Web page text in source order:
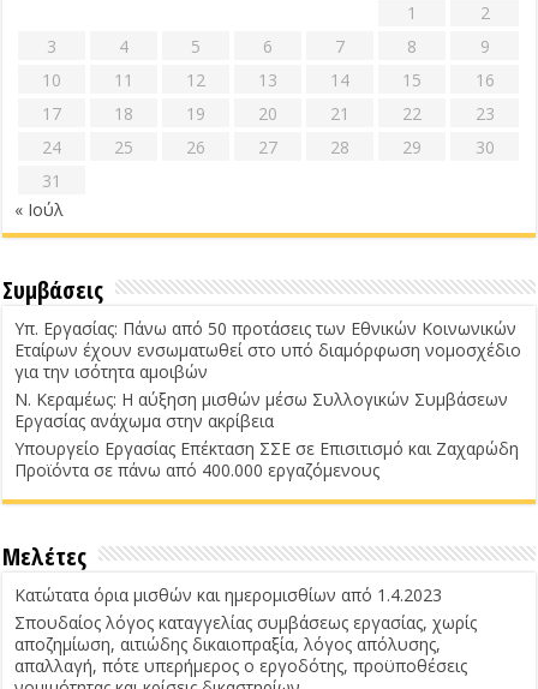
1
2
3
4 5 6 7 8
9
10
11 12 13 14 15
16
17
18 19 20 21 22
23
24
25 26 27 28 29
30
31
« Ιούλ
Συμβάσεις
Υπ. Εργασίας: Πάνω από 50 προτάσεις των Εθνικών Κοινωνικών
Εταίρων έχουν ενσωματωθεί στο υπό διαμόρφωση νομοσχέδιο
για την ισότητα αμοιβών
Ν. Κεραμέως: Η αύξηση μισθών μέσω Συλλογικών Συμβάσεων
Εργασίας ανάχωμα στην ακρίβεια
Υπουργείο Εργασίας Επέκταση ΣΣΕ σε Επισιτισμό και Ζαχαρώδη
Προϊόντα σε πάνω από 400.000 εργαζόμενους
Μελέτες
Κατώτατα όρια μισθών και ημερομισθίων από 1.4.2023
Σπουδαίος λόγος καταγγελίας συμβάσεως εργασίας, χωρίς
αποζημίωση, αιτιώδης δικαιοπραξία, λόγος απόλυσης,
απαλλαγή, πότε υπερήμερος ο εργοδότης, προϋποθέσεις